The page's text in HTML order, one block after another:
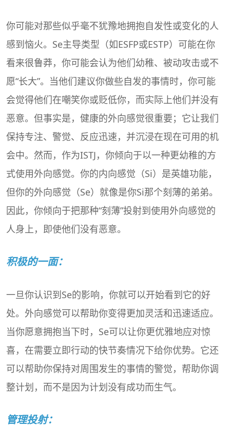
你可能对那些似乎毫不犹豫地拥抱自发性或变化的人
感到恼火。Se主导类型（如ESFP或ESTP）可能在你
看来很鲁莽，你可能会认为他们幼稚、被动攻击或不
愿“长大”。当他们建议你做些自发的事情时，你可能
会觉得他们在嘲笑你或贬低你，而实际上他们并没有
恶意。但事实是，健康的外向感觉很重要；它让我们
保持专注、警觉、反应迅速，并沉浸在现在可用的机
会中。然而，作为ISTJ，你倾向于以一种更幼稚的方
式使用外向感觉。你的内向感觉（Si）是英雄功能，
但你的外向感觉（Se）就像是你Si那个刻薄的弟弟。
因此，你倾向于把那种“刻薄”投射到使用外向感觉的
人身上，即使他们没有恶意。
积极的一面：
一旦你认识到Se的影响，你就可以开始看到它的好
处。外向感觉可以帮助你变得更加灵活和迅速适应。
当你愿意拥抱当下时，Se可以让你更优雅地应对惊
喜，在需要立即行动的快节奏情况下给你优势。它还
可以帮助你保持对周围发生的事情的警觉，帮助你调
整计划，而不是因为计划没有成功而生气。
管理投射：